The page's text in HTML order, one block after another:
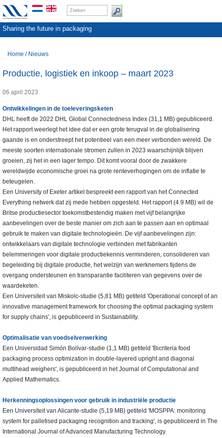
Sharing the future in packaging
Home / Nieuws
Productie, logistiek en inkoop – maart 2023
06 april 2023
Ontwikkelingen in de toeleveringsketen
DHL heeft de 2022 DHL Global Connectedness Index (31,1 MB) gepubliceerd.
Het rapport weerlegt het idee dat er een grote terugval in de globalisering
gaande is en onderstreept het potentieel van een meer verbonden wereld. De
meeste soorten internationale stromen zullen in 2023 waarschijnlijk blijven
groeien, zij het in een lager tempo. Dit komt vooral door de zwakkere
wereldwijde economische groei na grote renteverhogingen om de inflatie te
beteugelen.
Een University of Exeter artikel bespreekt een rapport van het Connected
Everything netwerk dat zij mede hebben opgesteld. Het rapport (4.9 MB) wil de
Britse productiesector toekomstbestendig maken met vijf belangrijke
aanbevelingen over de beste manier om zich aan te passen aan en optimaal
gebruik te maken van digitale technologieën. De vijf aanbevelingen zijn:
ontwikkelaars van digitale technologie verbinden met fabrikanten
belemmeringen voor digitale productiekennis verminderen, consolideren van
begeleiding bij digitale productie, het welzijn van werknemers tijdens de
overgang ondersteunen en transparantie faciliteren van gegevens over de
waardeketen.
Een Universiteit van Miskolc-studie (5,81 MB) getiteld 'Operational concept of an
innovative management framework for choosing the optimal packaging system
for supply chains', is gepubliceerd in Sustainability.
Optimalisatie van voedselverwerking
Een Universidad Simón Bolívar-studie (1,1 MB) getiteld 'Bicriteria food
packaging process optimization in double-layered upright and diagonal
multihead weighers', is gepubliceerd in het Journal of Computational and
Applied Mathematics.
Herkenningsoplossingen voor gebruik in industriële productie
Een Universiteit van Alicante-studie (5,19 MB) getiteld 'MOSPPA: monitoring
system for palletised packaging recognition and tracking', is gepubliceerd in The
International Journal of Advanced Manufacturing Technology.